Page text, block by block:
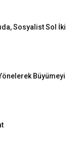
Sosyalist Sol İki
Büyümeyi